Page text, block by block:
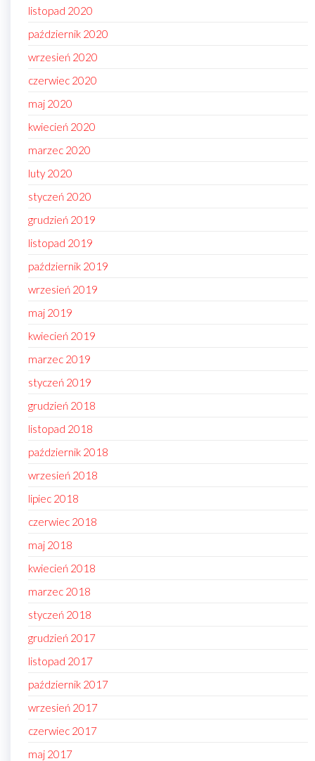
listopad 2020
październik 2020
wrzesień 2020
czerwiec 2020
maj 2020
kwiecień 2020
marzec 2020
luty 2020
styczeń 2020
grudzień 2019
listopad 2019
październik 2019
wrzesień 2019
maj 2019
kwiecień 2019
marzec 2019
styczeń 2019
grudzień 2018
listopad 2018
październik 2018
wrzesień 2018
lipiec 2018
czerwiec 2018
maj 2018
kwiecień 2018
marzec 2018
styczeń 2018
grudzień 2017
listopad 2017
październik 2017
wrzesień 2017
czerwiec 2017
maj 2017